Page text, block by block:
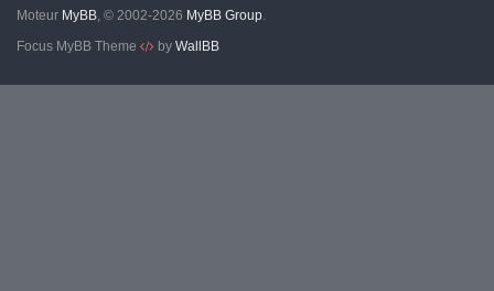
Moteur MyBB, © 2002-2026 MyBB Group.
Focus MyBB Theme
by WallBB